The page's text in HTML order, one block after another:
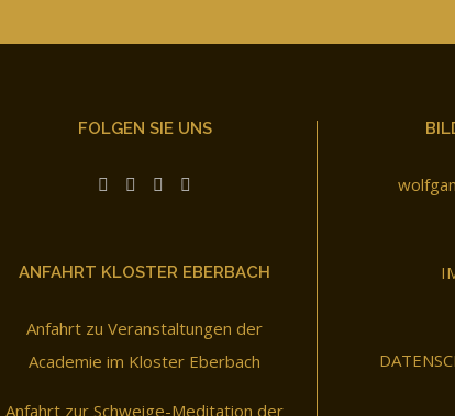
FOLGEN SIE UNS
ANFAHRT KLOSTER EBERBACH
Anfahrt zu Veranstaltungen der
Academie im Kloster Eberbach
Anfahrt zur Schweige-Meditation der